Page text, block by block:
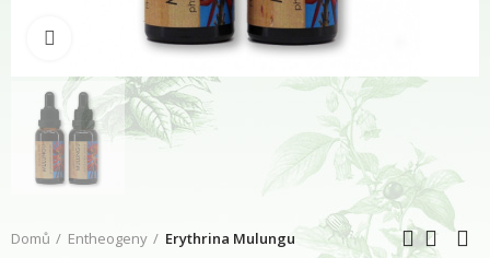
Klikněte pro zvětšení
Domů Entheogeny Erythrina Mulungu